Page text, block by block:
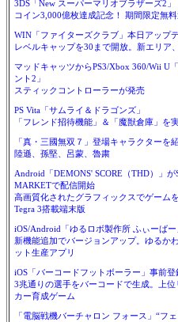
3DS「New スーパーマリオブラザーズ2」
コイン3,000億枚達成記念！ 期間限定無
WIN「ファイターズクラブ」本日アップ
レベルキャップを30まで開放。新エリア
マッドキャッツからPS3/Xbox 360/Wii U
ント2」
スティックコントローラーが発売
PS Vita「サムライ＆ドラゴンズ」
「フレンド招待機能」＆「魔獣倉庫」を
「真・三國無双７」登場キャラクターを
陸遜、孫堅、呂蒙、魯粛
Android「DEMONS' SCORE（THD）」
MARKETで配信開始
高画質化されたグラフィックスでゲーム
Tegra 3搭載端末版
iOS/Android「ゆるロボ製作所 ふぃーば
新機能追加でバージョンアップ。ゆるか
ット生産アプリ
iOS「バーコードフットボーラー」事前登
3兆通りの選手をバーコードで生成。上位
カー育成ゲーム
「電脳戦機バーチャロン フォース」“フ